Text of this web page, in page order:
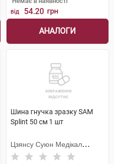
від 54.20 грн
АНАЛОГИ
Шина гнучка зразку SAM
Splint 50 см 1 шт
Цзянсу Суюн Медікал
Метіріалс